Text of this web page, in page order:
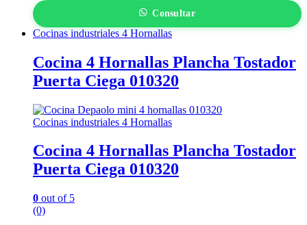
Consultar
Cocinas industriales 4 Hornallas
Cocina 4 Hornallas Plancha Tostador
Puerta Ciega 010320
Cocinas industriales 4 Hornallas
Cocina 4 Hornallas Plancha Tostador
Puerta Ciega 010320
0 out of 5
(0)